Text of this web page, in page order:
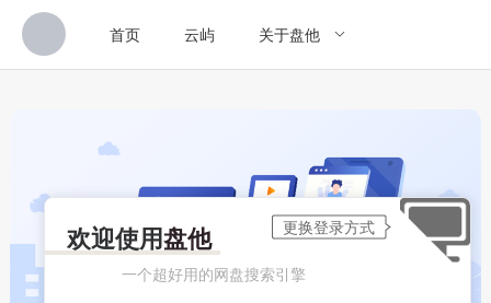
首页 云屿 关于盘他
欢迎使用盘他
一个超好用的网盘搜索引擎